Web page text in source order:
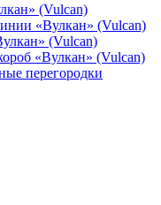
(Vulcan)
«Вулкан» (Vulcan)
(Vulcan)
«Вулкан» (Vulcan)
перегородки